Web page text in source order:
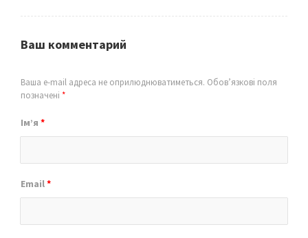
Ваш комментарий
Ваша e-mail адреса не оприлюднюватиметься. Обов’язкові поля
позначені *
Ім’я *
Email*